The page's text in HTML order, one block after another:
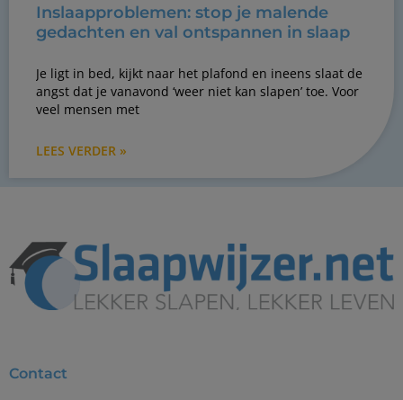
Inslaapproblemen: stop je malende
gedachten en val ontspannen in slaap
Je ligt in bed, kijkt naar het plafond en ineens slaat de
angst dat je vanavond ‘weer niet kan slapen’ toe. Voor
veel mensen met
LEES VERDER »
Contact